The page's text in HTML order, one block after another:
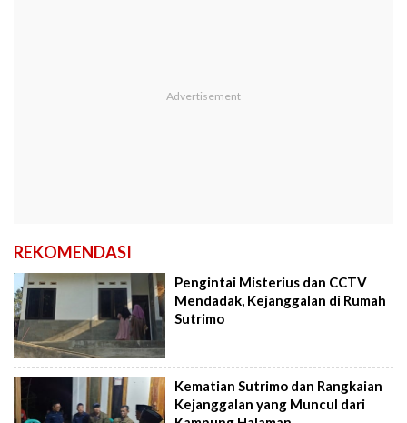
REKOMENDASI
Pengintai Misterius dan CCTV
Mendadak, Kejanggalan di Rumah
Sutrimo
Kematian Sutrimo dan Rangkaian
Kejanggalan yang Muncul dari